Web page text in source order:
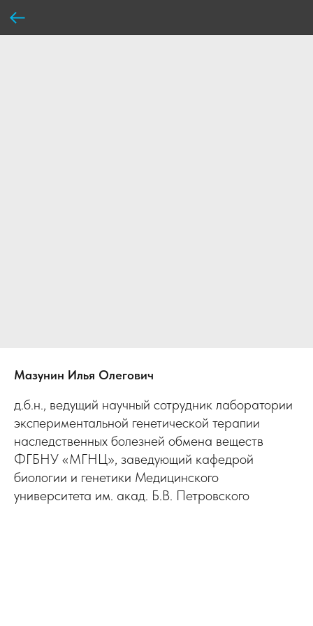
Мазунин Илья Олегович
д.б.н., ведущий научный сотрудник лаборатории
экспериментальной генетической терапии
наследственных болезней обмена веществ
ФГБНУ «МГНЦ», заведующий кафедрой
биологии и генетики Медицинского
университета им. акад. Б.В. Петровского